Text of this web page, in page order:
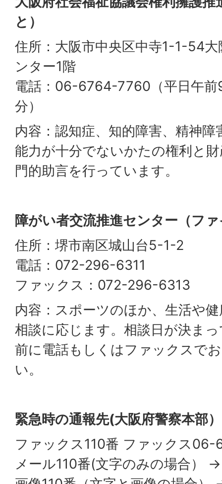
と）
住所：大阪市中央区中寺1-1-54
ンター1階
電話：06-6764-7760（平日午前
分）
内容：認知症、知的障害、精神
能力が十分でないかたの権利と
門的助言を行っています。
障がい者交流推進センター（フ
住所：堺市南区城山台5-1-2
電話：072-296-6311
ファックス：072-296-6313
内容：スポーツのほか、生活や
相談に応じます。相談日が決ま
前に電話もしくはファックスで
い。
緊急時の通報先(大阪府警察本部
ファックス110番 ファックス06-
メール110番(文字のみの場合）